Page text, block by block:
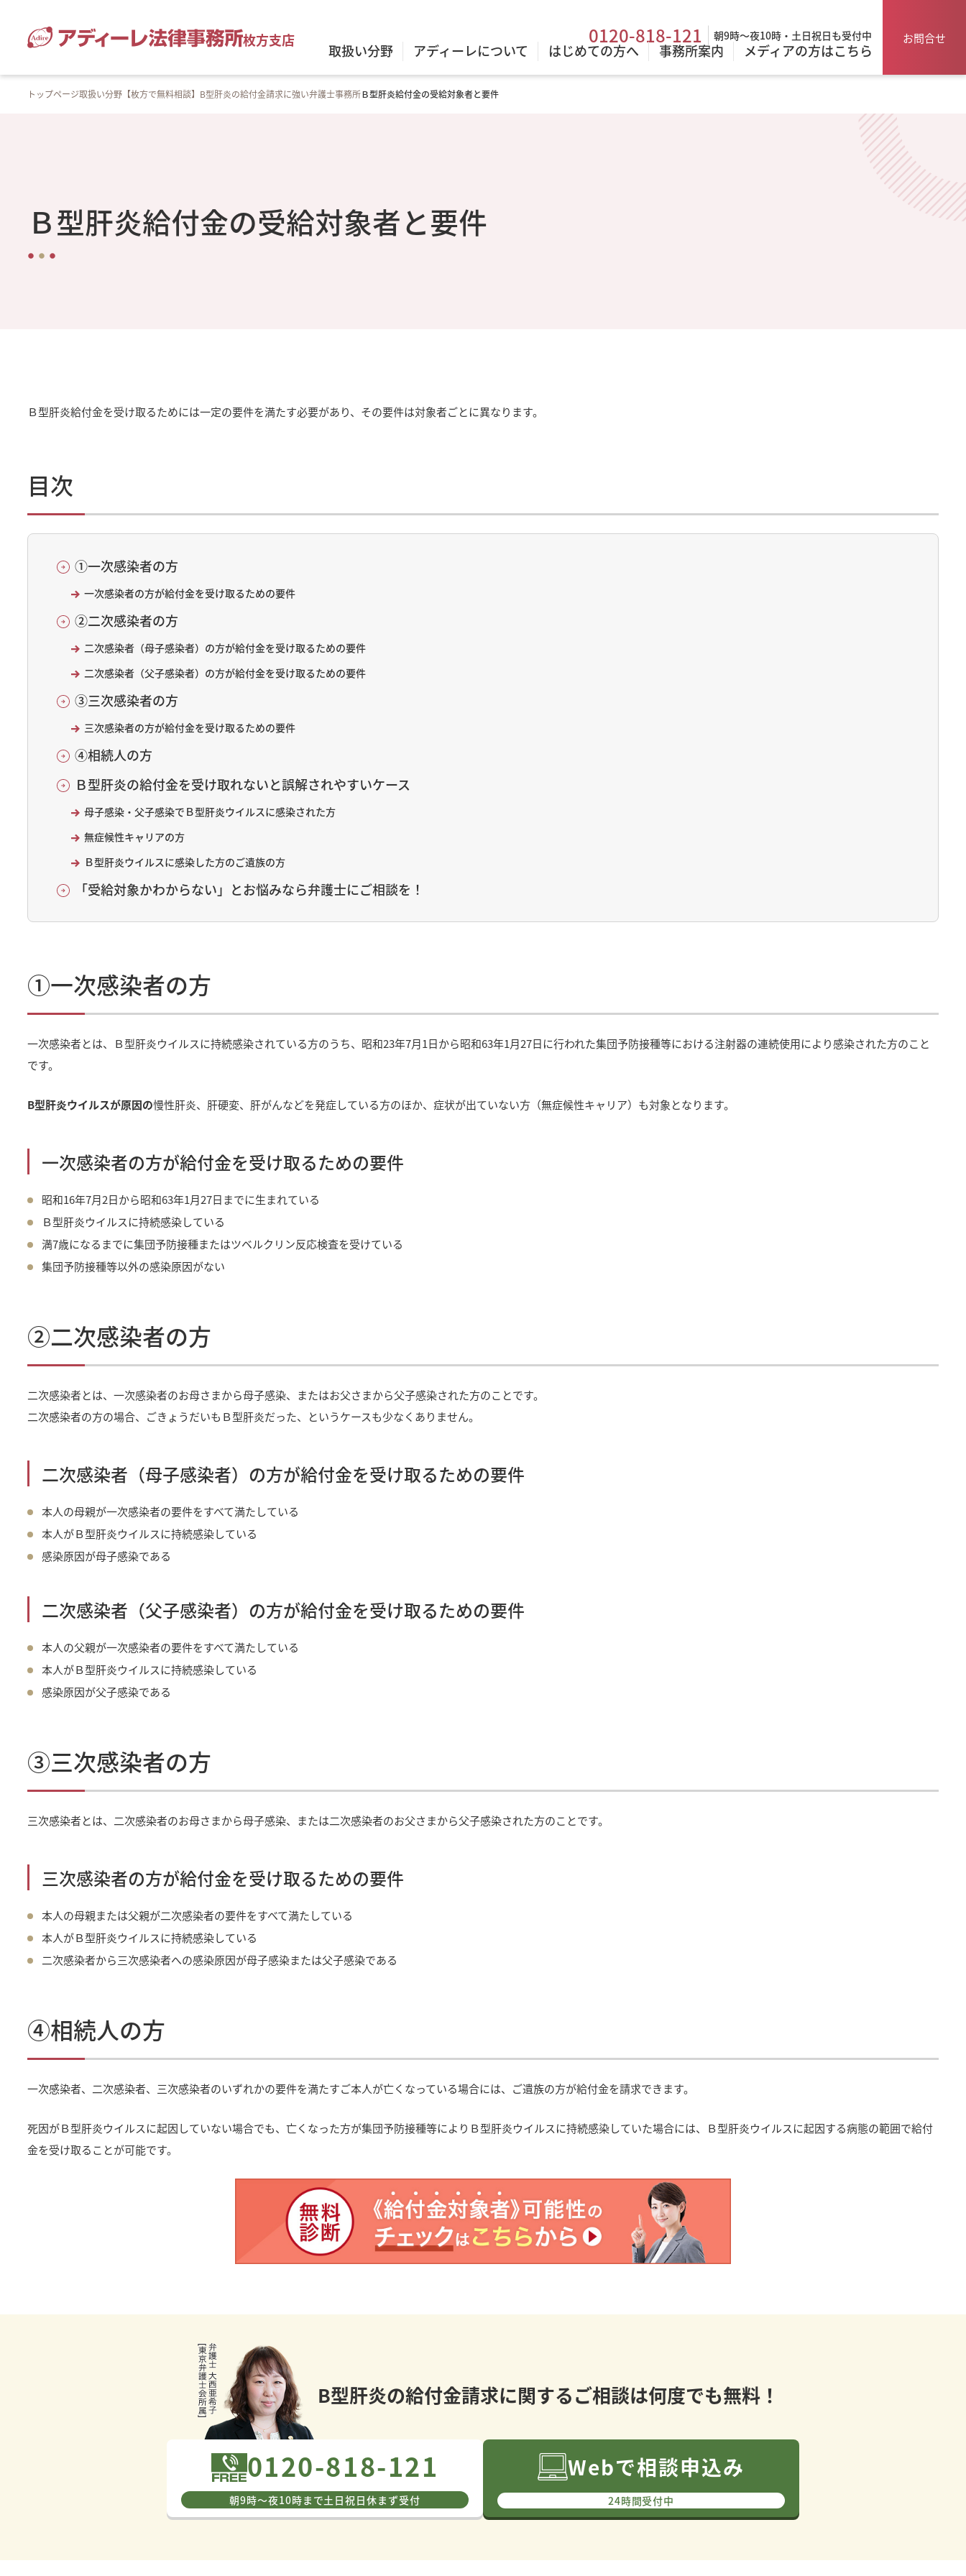
枚方支店 0120-818-121 朝9時～夜10時・土日祝日も受付中
取扱い分野 アディーレについて はじめての方へ 事務所案内 メディアの方はこちら
お問合せ
トップページ取扱い分野 【枚方で無料相談】B型肝炎の給付金請求に強い弁護士事務所Ｂ型肝炎給付金の受給対象者と要件
Ｂ型肝炎給付金の受給対象者と要件
Ｂ型肝炎給付金を受け取るためには一定の要件を満たす必要があり、その要件は対象者ごとに異なります。
目次
①一次感染者の方
一次感染者の方が給付金を受け取るための要件
②二次感染者の方
二次感染者（母子感染者）の方が給付金を受け取るための要件
二次感染者（父子感染者）の方が給付金を受け取るための要件
③三次感染者の方
三次感染者の方が給付金を受け取るための要件
④相続人の方
Ｂ型肝炎の給付金を受け取れないと誤解されやすいケース
母子感染・父子感染でＢ型肝炎ウイルスに感染された方
無症候性キャリアの方
Ｂ型肝炎ウイルスに感染した方のご遺族の方
「受給対象かわからない」とお悩みなら弁護士にご相談を！
①一次感染者の方
一次感染者とは、Ｂ型肝炎ウイルスに持続感染されている方のうち、昭和23年7月1日から昭和63年1月27日に行われた集団予防接種等における注射器の連続使用により感染された方のこと
です。
B型肝炎ウイルスが原因の慢性肝炎、肝硬変、肝がんなどを発症している方のほか、症状が出ていない方（無症候性キャリア）も対象となります。
一次感染者の方が給付金を受け取るための要件
昭和16年7月2日から昭和63年1月27日までに生まれている
Ｂ型肝炎ウイルスに持続感染している
満7歳になるまでに集団予防接種またはツベルクリン反応検査を受けている
集団予防接種等以外の感染原因がない
②二次感染者の方
二次感染者とは、一次感染者のお母さまから母子感染、またはお父さまから父子感染された方のことです。
二次感染者の方の場合、ごきょうだいもＢ型肝炎だった、というケースも少なくありません。
二次感染者（母子感染者）の方が給付金を受け取るための要件
本人の母親が一次感染者の要件をすべて満たしている
本人がＢ型肝炎ウイルスに持続感染している
感染原因が母子感染である
二次感染者（父子感染者）の方が給付金を受け取るための要件
本人の父親が一次感染者の要件をすべて満たしている
本人がＢ型肝炎ウイルスに持続感染している
感染原因が父子感染である
③三次感染者の方
三次感染者とは、二次感染者のお母さまから母子感染、または二次感染者のお父さまから父子感染された方のことです。
三次感染者の方が給付金を受け取るための要件
本人の母親または父親が二次感染者の要件をすべて満たしている
本人がＢ型肝炎ウイルスに持続感染している
二次感染者から三次感染者への感染原因が母子感染または父子感染である
④相続人の方
一次感染者、二次感染者、三次感染者のいずれかの要件を満たすご本人が亡くなっている場合には、ご遺族の方が給付金を請求できます。
死因がＢ型肝炎ウイルスに起因していない場合でも、亡くなった方が集団予防接種等によりＢ型肝炎ウイルスに持続感染していた場合には、Ｂ型肝炎ウイルスに起因する病態の範囲で給付
金を受け取ることが可能です。
B型肝炎の給付金請求に関するご相談は何度でも無料！
0120-818-121
朝9時〜夜10時まで⼟⽇祝⽇休まず受付
Webで相談申込み
24時間受付中